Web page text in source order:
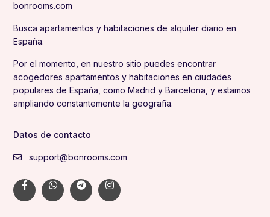
bonrooms.com
Busca apartamentos y habitaciones de alquiler diario en
España.
Por el momento, en nuestro sitio puedes encontrar
acogedores apartamentos y habitaciones en ciudades
populares de España, como Madrid y Barcelona, y estamos
ampliando constantemente la geografía.
Datos de contacto
support@bonrooms.com